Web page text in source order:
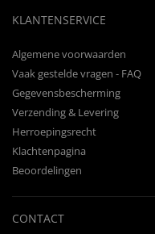
KLANTENSERVICE
Algemene voorwaarden
Vaak gestelde vragen - FAQ
Gegevensbescherming
Verzending & Levering
Herroepingsrecht
Klachtenpagina
Beoordelingen
CONTACT